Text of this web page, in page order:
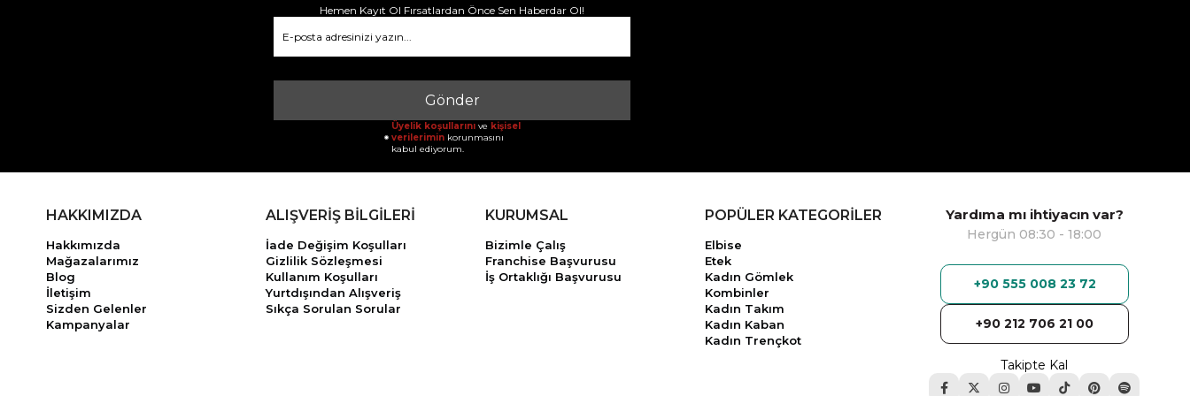
Hemen Kayıt Ol Fırsatlardan Önce Sen Haberdar Ol!
Gönder
Üyelik koşullarını ve kişisel
verilerimin korunmasını
kabul ediyorum.
HAKKIMIZDA
Hakkımızda
Mağazalarımız
Blog
İletişim
Sizden Gelenler
Kampanyalar
ALIŞVERİŞ BİLGİLERİ
İade Değişim Koşulları
Gizlilik Sözleşmesi
Kullanım Koşulları
Yurtdışından Alışveriş
Sıkça Sorulan Sorular
KURUMSAL
Bizimle Çalış
Franchise Başvurusu
İş Ortaklığı Başvurusu
POPÜLER KATEGORİLER
Elbise
Etek
Kadın Gömlek
Kombinler
Kadın Takım
Kadın Kaban
Kadın Trençkot
Yardıma mı ihtiyacın var?
Hergün 08:30 - 18:00
+90 555 008 23 72
+90 212 706 21 00
Takipte Kal